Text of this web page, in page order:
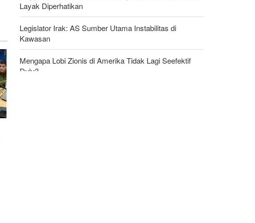
Layak Diperhatikan
Legislator Irak: AS Sumber Utama Instabilitas di
Kawasan
Mengapa Lobi Zionis di Amerika Tidak Lagi Seefektif
Dulu?